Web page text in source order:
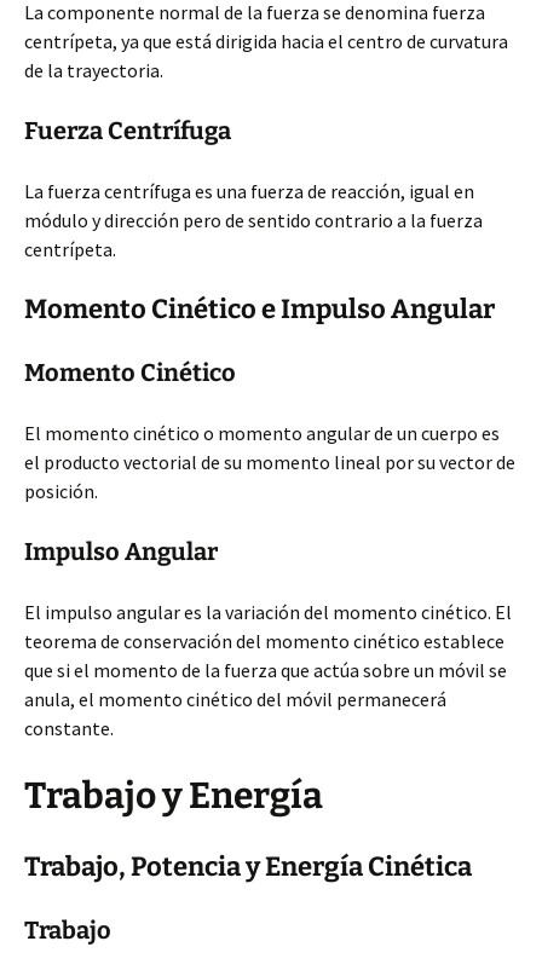
La componente normal de la fuerza se denomina fuerza
centrípeta, ya que está dirigida hacia el centro de curvatura
de la trayectoria.
Fuerza Centrífuga
La fuerza centrífuga es una fuerza de reacción, igual en
módulo y dirección pero de sentido contrario a la fuerza
centrípeta.
Momento Cinético e Impulso Angular
Momento Cinético
El momento cinético o momento angular de un cuerpo es
el producto vectorial de su momento lineal por su vector de
posición.
Impulso Angular
El impulso angular es la variación del momento cinético. El
teorema de conservación del momento cinético establece
que si el momento de la fuerza que actúa sobre un móvil se
anula, el momento cinético del móvil permanecerá
constante.
Trabajo y Energía
Trabajo, Potencia y Energía Cinética
Trabajo